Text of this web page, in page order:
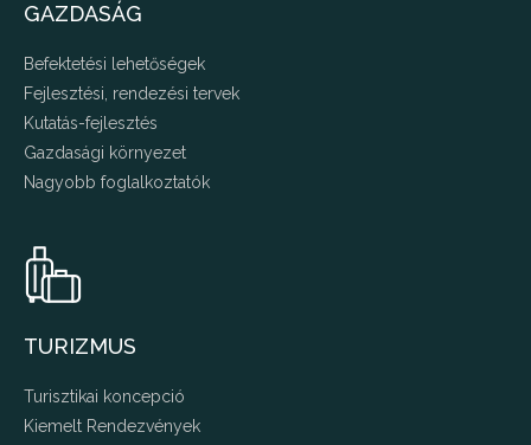
GAZDASÁG
Befektetési lehetőségek
Fejlesztési, rendezési tervek
Kutatás-fejlesztés
Gazdasági környezet
Nagyobb foglalkoztatók
TURIZMUS
Turisztikai koncepció
Kiemelt Rendezvények